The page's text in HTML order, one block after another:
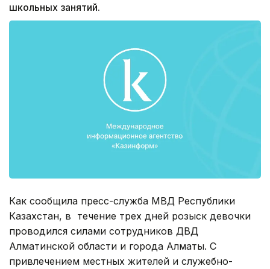
школьных занятий.
Как сообщила пресс-служба МВД Республики
Казахстан, в течение трех дней розыск девочки
проводился силами сотрудников ДВД
Алматинской области и города Алматы. С
привлечением местных жителей и служебно-